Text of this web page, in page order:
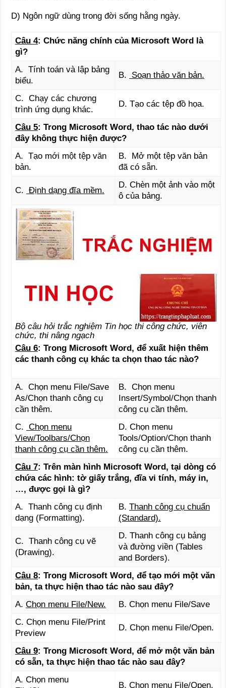
D) Ngôn ngữ dùng trong đời sống hằng ngày.
Câu 4: Chức năng chính của Microsoft Word là
gì?
A. Tính toán và lập bảng
biểu.
B. Soạn thảo văn bản.
C. Chạy các chương
trình ứng dụng khác.
D. Tạo các tệp đồ họa.
Câu 5: Trong Microsoft Word, thao tác nào dưới
đây không thực hiện được?
A. Tạo mới một tệp văn
bản.
B. Mở một tệp văn bản
đã có sẵn.
C. Định dạng đĩa mềm.
D. Chèn một ảnh vào một
ô của bảng.
Bộ câu hỏi trắc nghiệm Tin học thi công chức, viên
chức, thi nâng ngạch
Câu 6: Trong Microsoft Word, để xuất hiện thêm
các thanh công cụ khác ta chọn thao tác nào?
A. Chọn menu File/Save
As/Chọn thanh công cụ
cần thêm.
B. Chọn menu
Insert/Symbol/Chọn thanh
công cụ cần thêm.
C. Chọn menu
View/Toolbars/Chọn
thanh công cụ cần thêm.
D. Chọn menu
Tools/Option/Chọn thanh
công cụ cần thêm.
Câu 7: Trên màn hình Microsoft Word, tại dòng có
chứa các hình: tờ giấy trắng, đĩa vi tính, máy in,
…, được gọi là gì?
A. Thanh công cụ định
dạng (Formatting).
B.Thanh công cụ chuẩn
(Standard).
C. Thanh công cụ vẽ
(Drawing).
D. Thanh công cụ bảng
và đường viền (Tables
and Borders).
Câu 8: Trong Microsoft Word, để tạo mới một văn
bản, ta thực hiện thao tác nào sau đây?
A.Chọn menu File/New.
B. Chọn menu File/Save
C. Chọn menu File/Print
Preview
D. Chọn menu File/Open.
Câu 9: Trong Microsoft Word, để mở một văn bản
có sẵn, ta thực hiện thao tác nào sau đây?
A. Chọn menu
B.Chọn menu File/Open.